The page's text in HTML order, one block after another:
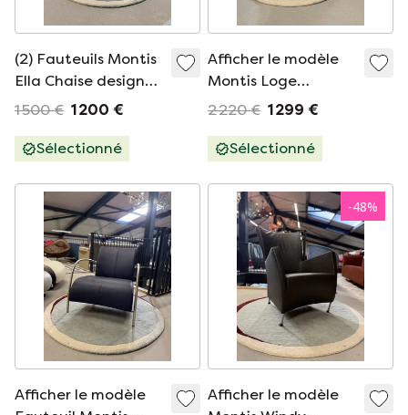
(2) Fauteuils Montis
Ella Chaise design
en cuir noir
1 500 € 1 200 €
Sélectionné
Afficher le modèle
Montis Loge
Armchair Tomato
2 220 € 1 299 €
Sélectionné
Afficher le modèle
-48%
Afficher le modèle